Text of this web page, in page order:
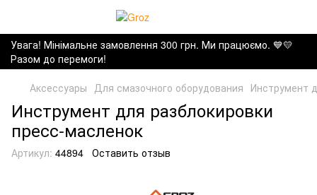
Увага! Мінімальне замовлення 300 грн. Ми працюємо. ​💙💛
Разом до перемоги!
Аксессуары Для смазочного оборудования Инструмент
Инструмент для разблокировки
пресс-масленок
Артикул: 44894 Оставить отзыв